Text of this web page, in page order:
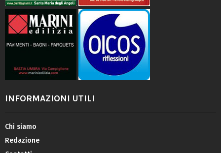
INFORMAZIONI UTILI
Chi siamo
Redazione